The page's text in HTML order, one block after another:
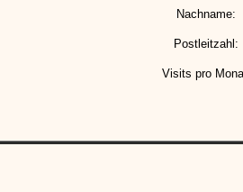
Nachname:
Postleitzahl:
Visits pro